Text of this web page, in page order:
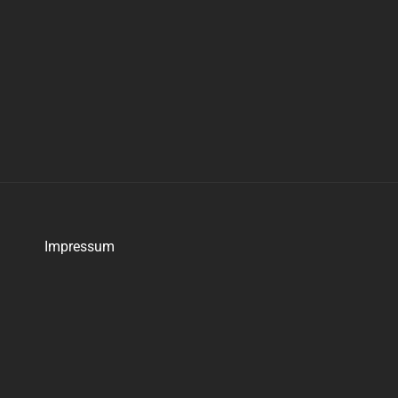
Impressum